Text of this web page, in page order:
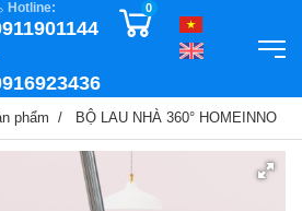
Hotline: 0
phẩm BỘ LAU NHÀ 360° HOMEINNO